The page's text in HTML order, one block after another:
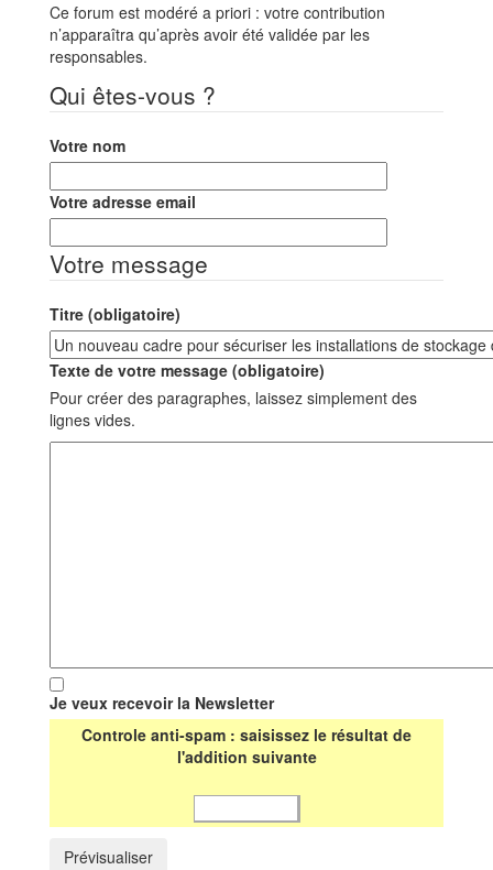
Ce forum est modéré a priori : votre contribution
n’apparaîtra qu’après avoir été validée par les
responsables.
Qui êtes-vous ?
Votre nom
Votre adresse email
Votre message
Titre (obligatoire)
Texte de votre message (obligatoire)
Pour créer des paragraphes, laissez simplement des
lignes vides.
Je veux recevoir la Newsletter
Controle anti-spam : saisissez le résultat de
l'addition suivante